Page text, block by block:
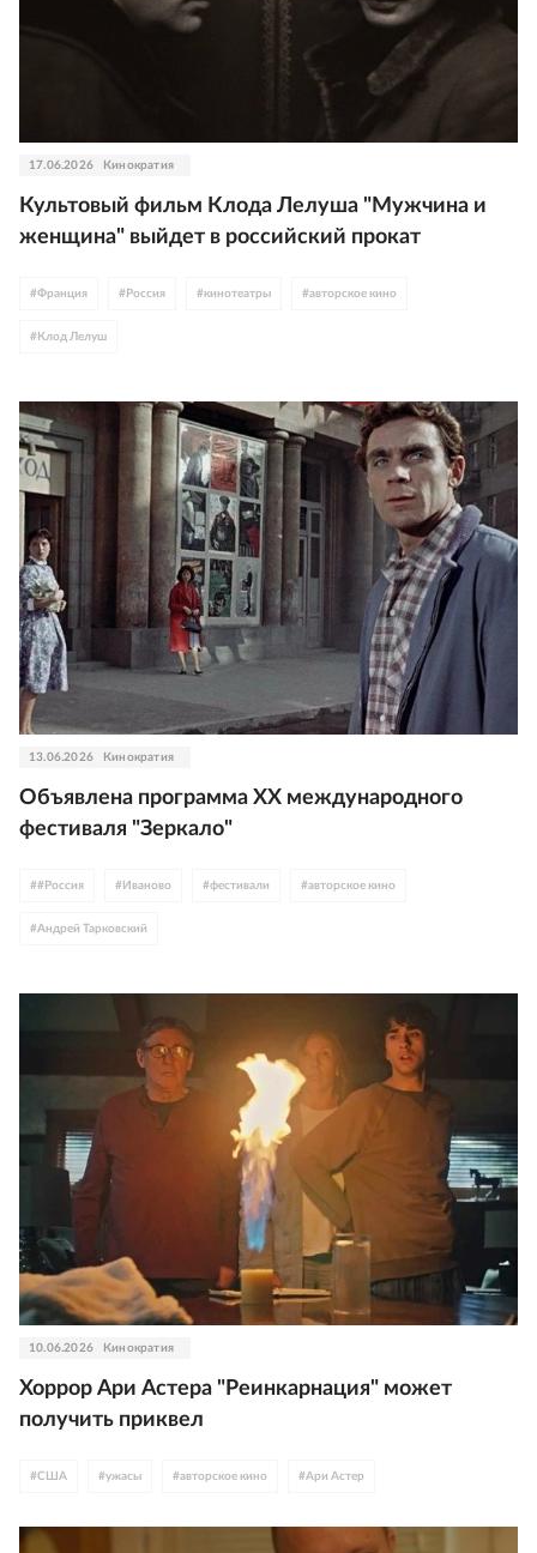
17.06.2026 Кинократия
Культовый фильм Клода Лелуша "Мужчина и
женщина" выйдет в российский прокат
#Франция # Россия #кинотеатры #авторское кино
# Клод Лелуш
13.06.2026 Кинократия
Объявлена программа XX международного
фестиваля "Зеркало"
##Россия # Иваново #фестивали #авторское кино
#Андрей Тарковский
10.06.2026 Кинократия
Хоррор Ари Астера "Реинкарнация" может
получить приквел
#США #ужасы #авторское кино #Ари Астер